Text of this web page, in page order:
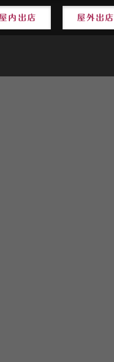
内出店 屋外出店